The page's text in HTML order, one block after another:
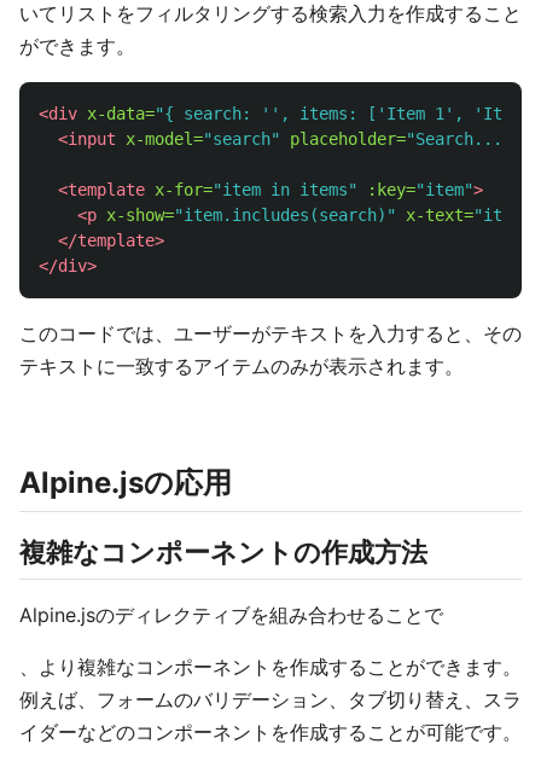
いてリストをフィルタリングする検索入力を作成すること
ができます。
<div x-data="{ search: '', items: ['Item 1', 'Item
<input
x-model="search" placeholder="Search..."
<template x-for="item in items" :key="item">
<p x-show="item.includes(search)" x-text="item"
</template>
</div>
このコードでは、ユーザーがテキストを入力すると、その
テキストに一致するアイテムのみが表示されます。
Alpine.jsの応用
複雑なコンポーネントの作成方法
Alpine.jsのディレクティブを組み合わせることで
、より複雑なコンポーネントを作成することができます。
例えば、フォームのバリデーション、タブ切り替え、スラ
イダーなどのコンポーネントを作成することが可能です。